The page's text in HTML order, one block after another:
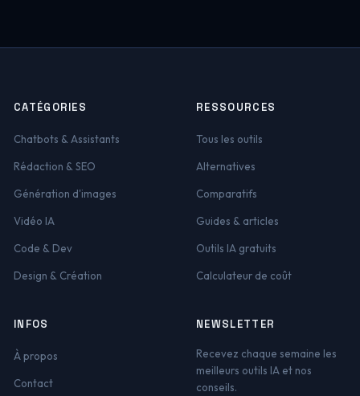
CATÉGORIES
Chatbots & Assistants
Rédaction & SEO
Génération d'images
Vidéo IA
Code & Dev
Design & Création
RESSOURCES
Tous les outils
Alternatives
Comparatifs
Guides & articles
Outils IA gratuits
Calculateur de coût
INFOS
À propos
Contact
NEWSLETTER
Recevez chaque semaine les
meilleurs outils IA et nos
conseils.